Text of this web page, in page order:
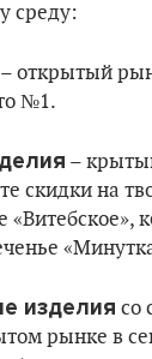
среду:
– открытый
№1.
–
скидки на
«Витебское»,
изделия со
рынке в